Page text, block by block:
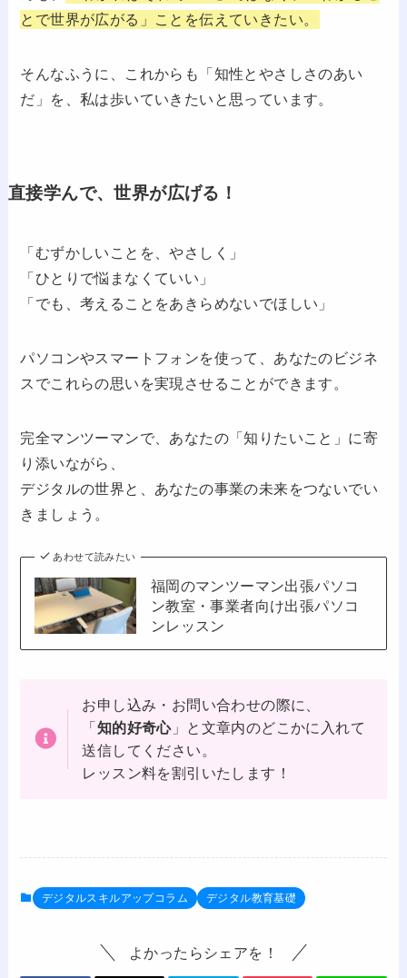
とで世界が広がる」ことを伝えていきたい。
そんなふうに、これからも「知性とやさしさのあい
だ」を、私は歩いていきたいと思っています。
直接学んで、世界が広げる！
「むずかしいことを、やさしく」
「ひとりで悩まなくていい」
「でも、考えることをあきらめないでほしい」
パソコンやスマートフォンを使って、あなたのビジネ
スでこれらの思いを実現させることができます。
完全マンツーマンで、あなたの「知りたいこと」に寄
り添いながら、
デジタルの世界と、あなたの事業の未来をつないでい
きましょう。
あわせて読みたい
福岡のマンツーマン出張パソコ
ン教室・事業者向け出張パソコ
ンレッスン
お申し込み・お問い合わせの際に、
「 知的好奇心」と文章内のどこかに入れて
送信してください。
レッスン料を割引いたします！
デジタルスキルアップコラム デジタル教育基礎
よかったらシェアを！